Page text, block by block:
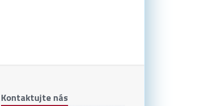
Kontaktujte nás